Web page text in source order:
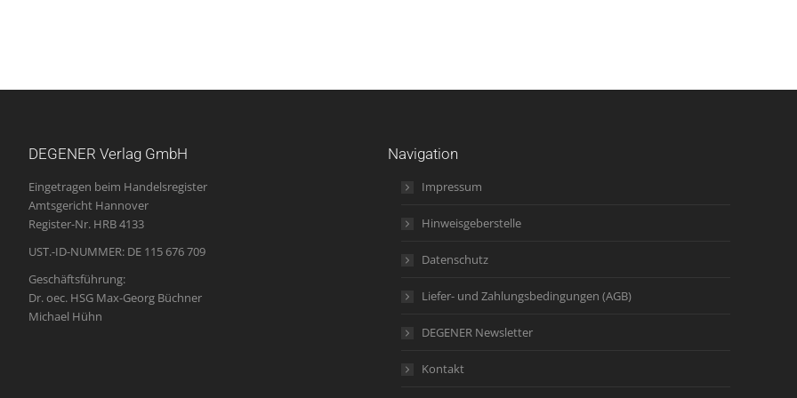
DEGENER Verlag GmbH
Eingetragen beim Handelsregister
Amtsgericht Hannover
Register-Nr. HRB 4133
UST.-ID-NUMMER: DE 115 676 709
Geschäftsführung:
Dr. oec. HSG Max-Georg Büchner
Michael Hühn
Navigation
Impressum
Hinweisgeberstelle
Datenschutz
Liefer- und Zahlungsbedingungen (AGB)
DEGENER Newsletter
Kontakt